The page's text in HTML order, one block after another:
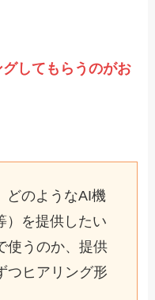
してもらうのがお
どのようなAI機
）を提供したい
使うのか、提供
つヒアリング形